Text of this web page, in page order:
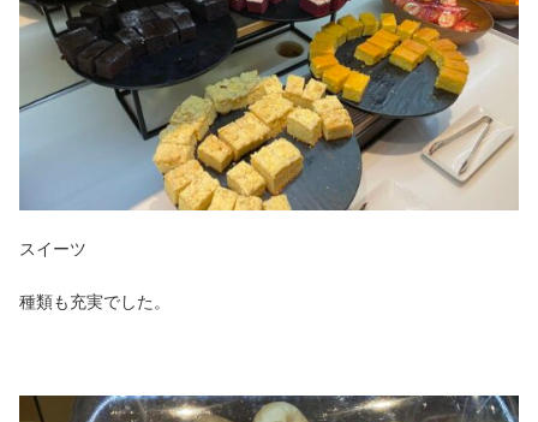
スイーツ
種類も充実でした。